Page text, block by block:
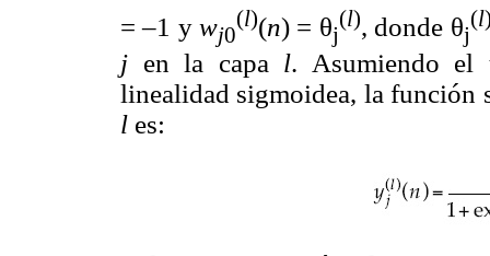
= –1 ywj0
(l)(n) = θj
(l), donde θj
(l
j en la capa l. Asumiendo
linealidad sigmoidea, la función
l es: